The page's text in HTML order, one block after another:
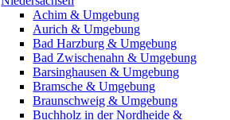
Achim & Umgebung
Aurich & Umgebung
Bad Harzburg & Umgebung
Bad Zwischenahn & Umgebung
Barsinghausen & Umgebung
Bramsche & Umgebung
Braunschweig & Umgebung
Buchholz in der Nordheide &